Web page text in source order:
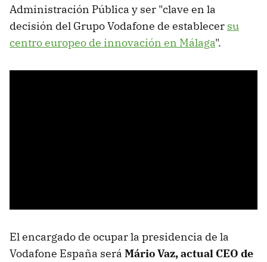
Administración Pública y ser "clave en la
decisión del Grupo Vodafone de establecer su
centro europeo de innovación en Málaga".
El encargado de ocupar la presidencia de la
Vodafone España será Mário Vaz, actual CEO de